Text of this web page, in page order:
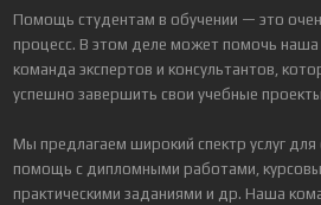
Помощь студентам в обучении — это
процесс. В этом деле может помочь наша
команда экспертов и консультантов,
успешно завершить свои учебные
Мы предлагаем широкий спектр услуг для
помощь с дипломными работами,
практическими заданиями и др. Наша